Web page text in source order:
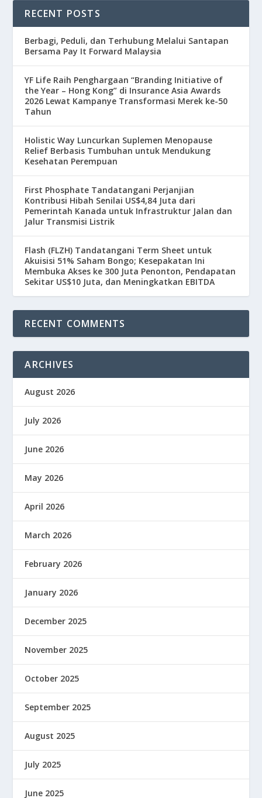
RECENT POSTS
Berbagi, Peduli, dan Terhubung Melalui Santapan
Bersama Pay It Forward Malaysia
YF Life Raih Penghargaan “Branding Initiative of
the Year – Hong Kong” di Insurance Asia Awards
2026 Lewat Kampanye Transformasi Merek ke-50
Tahun
Holistic Way Luncurkan Suplemen Menopause
Relief Berbasis Tumbuhan untuk Mendukung
Kesehatan Perempuan
First Phosphate Tandatangani Perjanjian
Kontribusi Hibah Senilai US$4,84 Juta dari
Pemerintah Kanada untuk Infrastruktur Jalan dan
Jalur Transmisi Listrik
Flash (FLZH) Tandatangani Term Sheet untuk
Akuisisi 51% Saham Bongo; Kesepakatan Ini
Membuka Akses ke 300 Juta Penonton, Pendapatan
Sekitar US$10 Juta, dan Meningkatkan EBITDA
RECENT COMMENTS
ARCHIVES
August 2026
July 2026
June 2026
May 2026
April 2026
March 2026
February 2026
January 2026
December 2025
November 2025
October 2025
September 2025
August 2025
July 2025
June 2025